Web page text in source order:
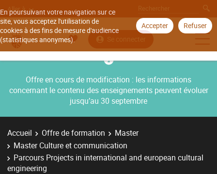
En poursuivant votre navigation sur ce
site, vous acceptez l'utilisation de
cookies à des fins de mesure d'audience
(statistiques anonymes).
Accepter Refuser
Aller à
Se connecter
Offre en cours de modification : les informations
concernant le contenu des enseignements peuvent évoluer
jusqu’au 30 septembre
Accueil Offre de formation
Master
Master Culture et communication
Parcours Projects in international and european cultural
engineering